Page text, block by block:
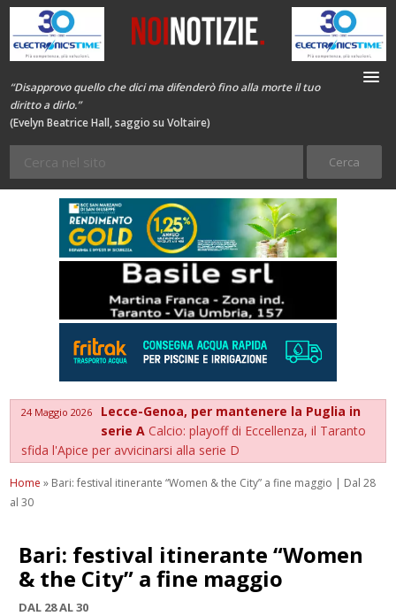
“Disapprovo quello che dici ma difenderò fino alla morte il tuo
diritto a dirlo.”
(Evelyn Beatrice Hall, saggio su Voltaire)
24 Maggio 2026
Lecce-Genoa, per mantenere la Puglia in
serie ACalcio: playoff di Eccellenza, il Taranto
sfida l'Apice per avvicinarsi alla serie D
Home » Bari: festival itinerante “Women & the City” a fine maggio | Dal 28
al 30
Bari: festival itinerante “Women
& the City” a fine maggio
DAL 28 AL 30